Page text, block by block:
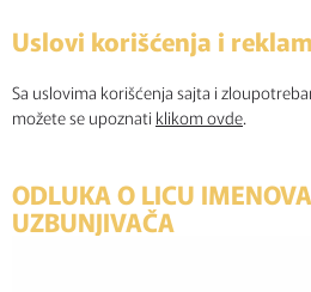
Uslovi korišćenja i
Sa uslovima korišćenja sajta i
možete se upoznati klikom ovde.
ODLUKA O LICU
UZBUNJIVAČA